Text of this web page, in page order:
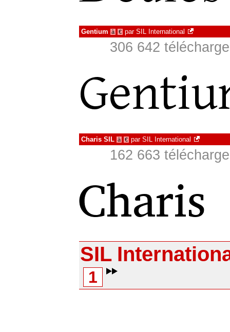
Gentium à € par SIL International
306 642
Charis SIL à € par SIL International
162 663
SIL
1